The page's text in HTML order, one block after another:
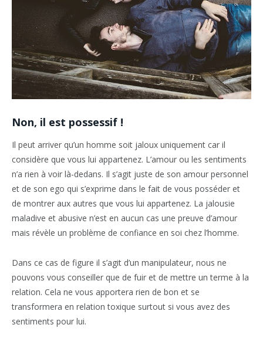
Non, il est possessif !
Il peut arriver qu’un homme soit jaloux uniquement car il
considère que vous lui appartenez. L’amour ou les sentiments
n’a rien à voir là-dedans. Il s’agit juste de son amour personnel
et de son ego qui s’exprime dans le fait de vous posséder et
de montrer aux autres que vous lui appartenez. La jalousie
maladive et abusive n’est en aucun cas une preuve d’amour
mais révèle un problème de confiance en soi chez l’homme.
Dans ce cas de figure il s’agit d’un manipulateur, nous ne
pouvons vous conseiller que de fuir et de mettre un terme à la
relation. Cela ne vous apportera rien de bon et se
transformera en relation toxique surtout si vous avez des
sentiments pour lui.